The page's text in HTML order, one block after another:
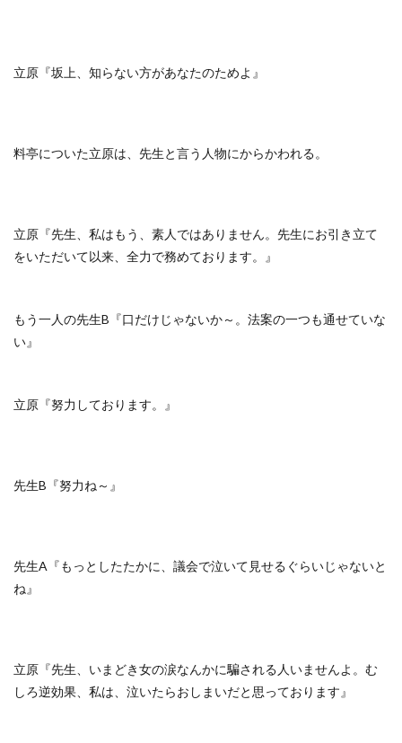
立原『坂上、知らない方があなたのためよ』
料亭についた立原は、先生と言う人物にからかわれる。
立原『先生、私はもう、素人ではありません。先生にお引き立て
をいただいて以来、全力で務めております。』
もう一人の先生B『口だけじゃないか～。法案の一つも通せていな
い』
立原『努力しております。』
先生B『努力ね～』
先生A『もっとしたたかに、議会で泣いて見せるぐらいじゃないと
ね』
立原『先生、いまどき女の涙なんかに騙される人いませんよ。む
しろ逆効果、私は、泣いたらおしまいだと思っております』